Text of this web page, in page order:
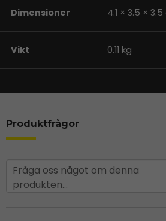
Dimensioner 4.1 × 3.5 ×
Vikt 0.11 kg
Produktfrågor
question
Fråga oss något om denna
produkten...